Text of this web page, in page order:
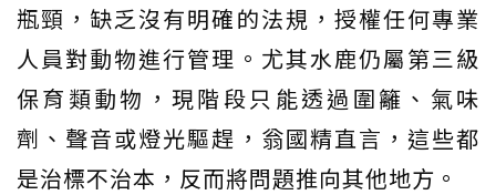
瓶頸，缺乏沒有明確的法規，授權任何專業
人員對動物進行管理。尤其水鹿仍屬第三級
保育類動物，現階段只能透過圍籬、氣味
劑、聲音或燈光驅趕，翁國精直言，這些都
是治標不治本，反而將問題推向其他地方。